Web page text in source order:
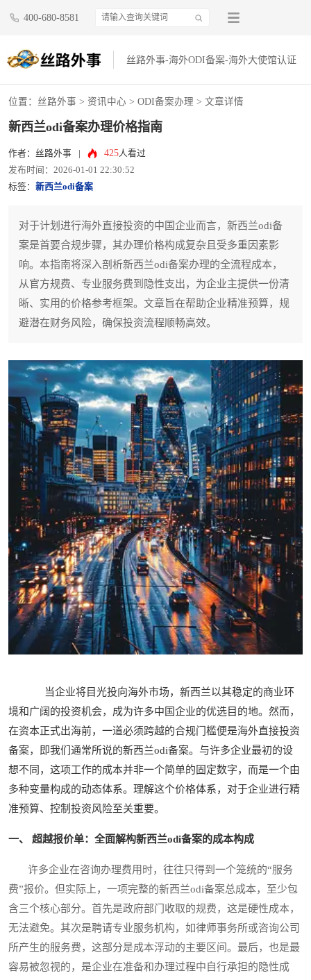
400-680-8581
丝路外事-海外ODI备案-海外大使馆认证
位置： 丝路外事 > 资讯中心 > ODI备案办理 > 文章详情
新西兰odi备案办理价格指南
作者：丝路外事 425人看过
发布时间：2026-01-01 22:30:52
标签： 新西兰odi备案
对于计划进行海外直接投资的中国企业而言，新西兰odi备
案是首要合规步骤，其办理价格构成复杂且受多重因素影
响。本指南将深入剖析新西兰odi备案办理的全流程成本，
从官方规费、专业服务费到隐性支出，为企业主提供一份清
晰、实用的价格参考框架。文章旨在帮助企业精准预算，规
避潜在财务风险，确保投资流程顺畅高效。
当企业将目光投向海外市场，新西兰以其稳定的商业环
境和广阔的投资机会，成为许多中国企业的优选目的地。然而，
在资本正式出海前，一道必须跨越的合规门槛便是海外直接投资
备案，即我们通常所说的新西兰odi备案。与许多企业最初的设
想不同，这项工作的成本并非一个简单的固定数字，而是一个由
多种变量构成的动态体系。理解这个价格体系，对于企业进行精
准预算、控制投资风险至关重要。
一、 超越报价单：全面解构新西兰odi备案的成本构成
许多企业在咨询办理费用时，往往只得到一个笼统的“服务
费”报价。但实际上，一项完整的新西兰odi备案总成本，至少包
含三个核心部分。首先是政府部门收取的规费，这是硬性成本，
无法避免。其次是聘请专业服务机构，如律师事务所或咨询公司
所产生的服务费，这部分是成本浮动的主要区间。最后，也是最
容易被忽视的，是企业在准备和办理过程中自行承担的隐性成